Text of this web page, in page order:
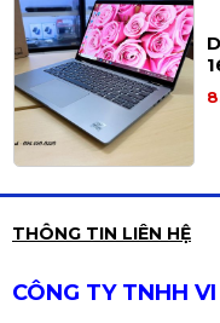
THÔNG TIN LIÊN HỆ
CÔNG TY TNHH